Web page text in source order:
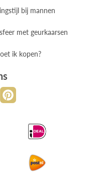
bij mannen
met geurkaarsen
ik kopen?